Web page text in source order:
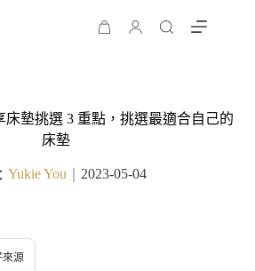
床墊挑選 3 重點，挑選最適合自己的
床墊
Yukie You 2023-05-04
來源